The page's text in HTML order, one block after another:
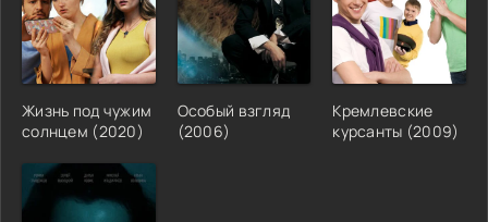
Жизнь под чужим
солнцем (2020)
Особый взгляд
(2006)
Кремлевские
курсанты (2009)